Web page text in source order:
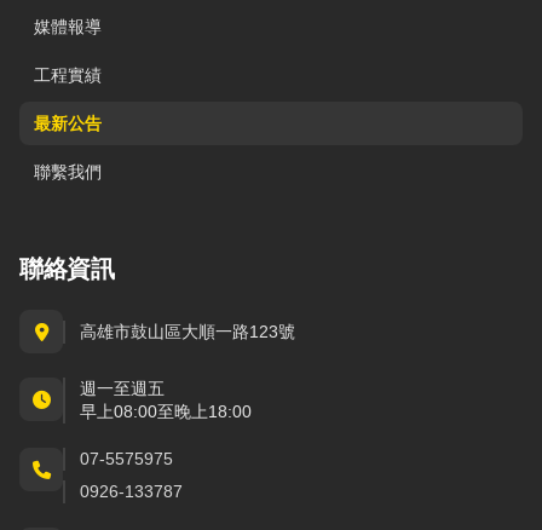
媒體報導
工程實績
最新公告
聯繫我們
聯絡資訊
高雄市鼓山區大順一路123號
週一至週五
早上08:00至晚上18:00
07-5575975
0926-133787